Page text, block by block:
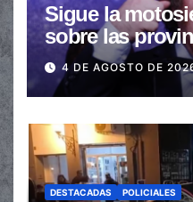
Sigue la
sobre las
de las
automáticas
4 DE AGOSTO DE
DESTACADAS POLICIALES